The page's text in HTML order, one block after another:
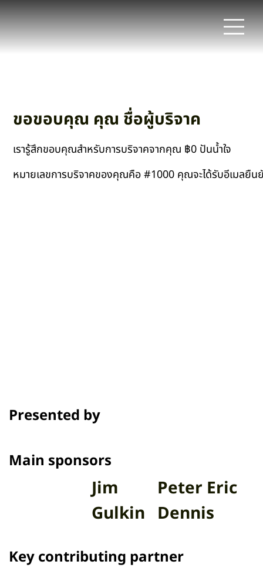
ขอขอบคุณ คุณ ชื่อผู้บริจาค
เรารู้สึกขอบคุณสำหรับการบริจาคจากคุณ ฿0 ปันน้ำใจ
หมายเลขการบริจาคของคุณคือ #1000 คุณจะได้รับอีเมลยืน
Presented by
Main sponsors
Peter Eric
Dennis
Jim
Gulkin
Key contributing partner